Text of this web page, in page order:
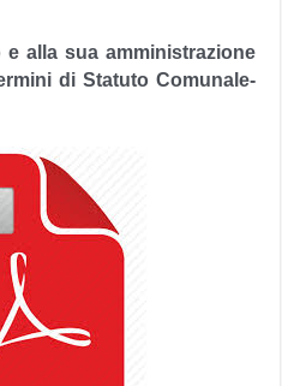
alla sua amministrazione
di Statuto Comunale-